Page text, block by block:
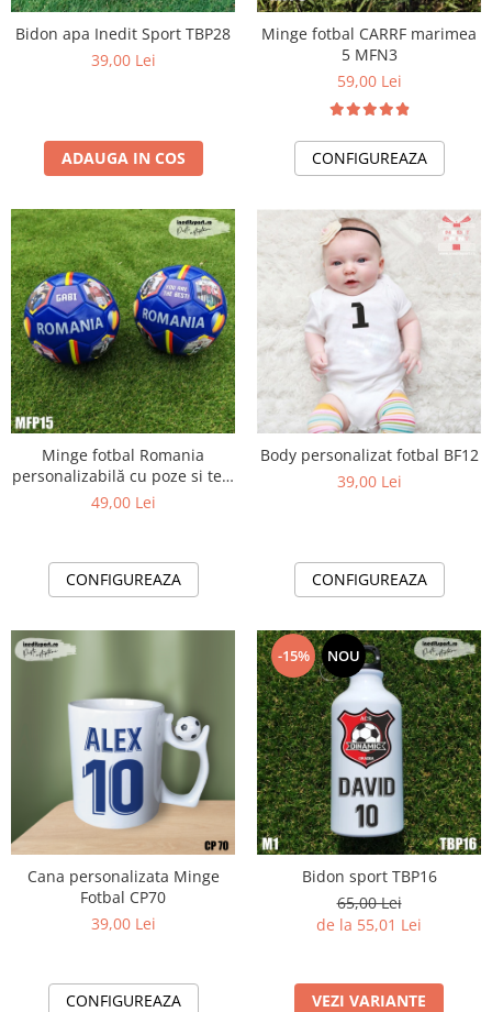
Bidoane si termosuri sportive
Bidon apa Inedit Sport TBP28
39,00 Lei
ADAUGA IN COS
Minge fotbal CARRF marimea
5 MFN3
59,00 Lei
CONFIGUREAZA
Minge fotbal Romania
personalizabilă cu poze si text
- MFN15
49,00 Lei
CONFIGUREAZA
Body personalizat fotbal BF12
39,00 Lei
CONFIGUREAZA
Cana personalizata Minge
Fotbal CP70
39,00 Lei
CONFIGUREAZA
-15% NOU
Bidon sport TBP16
65,00 Lei
de la 55,01 Lei
VEZI VARIANTE